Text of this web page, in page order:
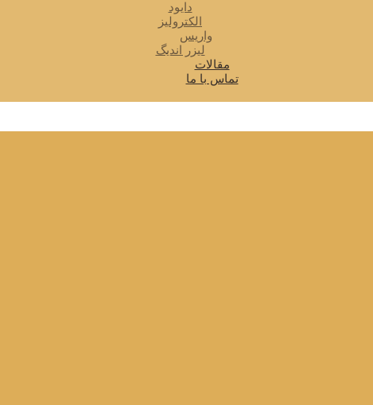
دایود
الکترولیز
واریس
لیزر اندیگ
مقالات
تماس با ما